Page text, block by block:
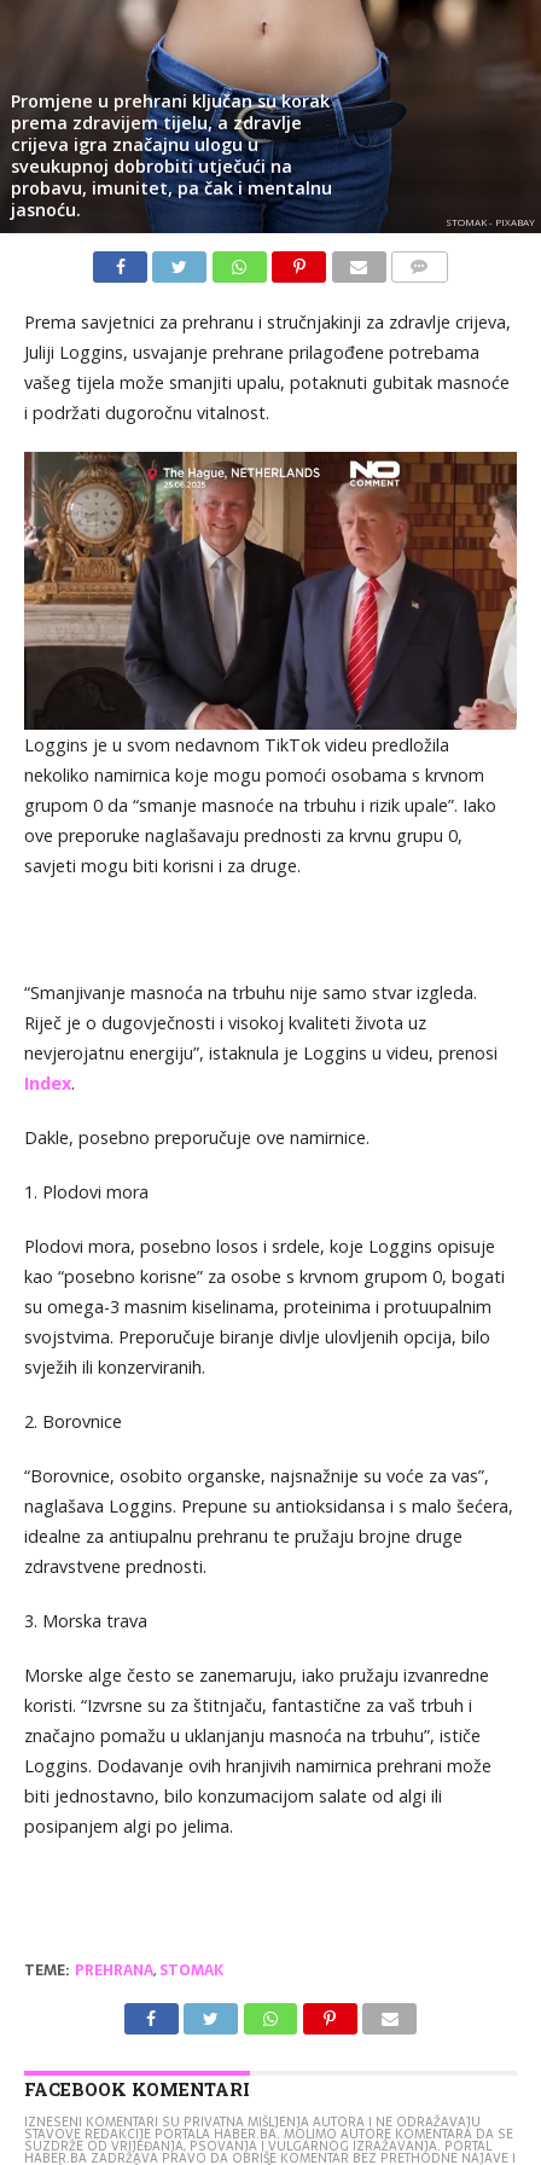
Promjene u prehrani ključan su korak
prema zdravijem tijelu, a zdravlje
crijeva igra značajnu ulogu u
sveukupnoj dobrobiti utječući na
probavu, imunitet, pa čak i mentalnu
jasnoću.
STOMAK - PIXABAY
Prema savjetnici za prehranu i stručnjakinji za zdravlje crijeva,
Juliji Loggins, usvajanje prehrane prilagođene potrebama
vašeg tijela može smanjiti upalu, potaknuti gubitak masnoće
i podržati dugoročnu vitalnost.
Loggins je u svom nedavnom TikTok videu predložila
nekoliko namirnica koje mogu pomoći osobama s krvnom
grupom 0 da “smanje masnoće na trbuhu i rizik upale”. Iako
ove preporuke naglašavaju prednosti za krvnu grupu 0,
savjeti mogu biti korisni i za druge.
“Smanjivanje masnoća na trbuhu nije samo stvar izgleda.
Riječ je o dugovječnosti i visokoj kvaliteti života uz
nevjerojatnu energiju”, istaknula je Loggins u videu, prenosi
Index.
Dakle, posebno preporučuje ove namirnice.
1. Plodovi mora
Plodovi mora, posebno losos i srdele, koje Loggins opisuje
kao “posebno korisne” za osobe s krvnom grupom 0, bogati
su omega-3 masnim kiselinama, proteinima i protuupalnim
svojstvima. Preporučuje biranje divlje ulovljenih opcija, bilo
svježih ili konzerviranih.
2. Borovnice
“Borovnice, osobito organske, najsnažnije su voće za vas”,
naglašava Loggins. Prepune su antioksidansa i s malo šećera,
idealne za antiupalnu prehranu te pružaju brojne druge
zdravstvene prednosti.
3. Morska trava
Morske alge često se zanemaruju, iako pružaju izvanredne
koristi. “Izvrsne su za štitnjaču, fantastične za vaš trbuh i
značajno pomažu u uklanjanju masnoća na trbuhu”, ističe
Loggins. Dodavanje ovih hranjivih namirnica prehrani može
biti jednostavno, bilo konzumacijom salate od algi ili
posipanjem algi po jelima.
TEME: PREHRANA, STOMAK
FACEBOOK KOMENTARI
IZNESENI KOMENTARI SU PRIVATNA MIŠLJENJA AUTORA I NE ODRAŽAVAJU
STAVOVE REDAKCIJE PORTALA HABER.BA. MOLIMO AUTORE KOMENTARA DA SE
SUZDRŽE OD VRIJEĐANJA, PSOVANJA I VULGARNOG IZRAŽAVANJA. PORTAL
HABER.BA ZADRŽAVA PRAVO DA OBRIŠE KOMENTAR BEZ PRETHODNE NAJAVE I